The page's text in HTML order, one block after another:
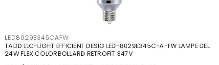
LED8029E345CAFW
TADD LLC-LIGHT EFFICIENT DESIG LED-8029E345C-A-FW LAMPE DEL
24W FLEX COLORBOLLARD RETROFIT 347V